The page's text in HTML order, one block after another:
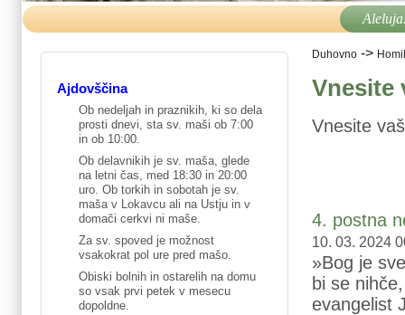
Duhovno ->
Vnesite
Vnesite
4. postna
10. 03. 2024
»Bog je
bi se
evangelist
Ajdovščina
Ob nedeljah in praznikih, ki so dela
prosti dnevi, sta sv. maši ob 7:00
in ob 10:00.
Ob delavnikih je sv. maša, glede
na letni čas, med 18:30 in 20:00
uro. Ob torkih in sobotah je sv.
maša v Lokavcu ali na Ustju in v
domači cerkvi ni maše.
Za sv. spoved je možnost
vsakokrat pol ure pred mašo.
Obiski bolnih in ostarelih na domu
so vsak prvi petek v mesecu
dopoldne.